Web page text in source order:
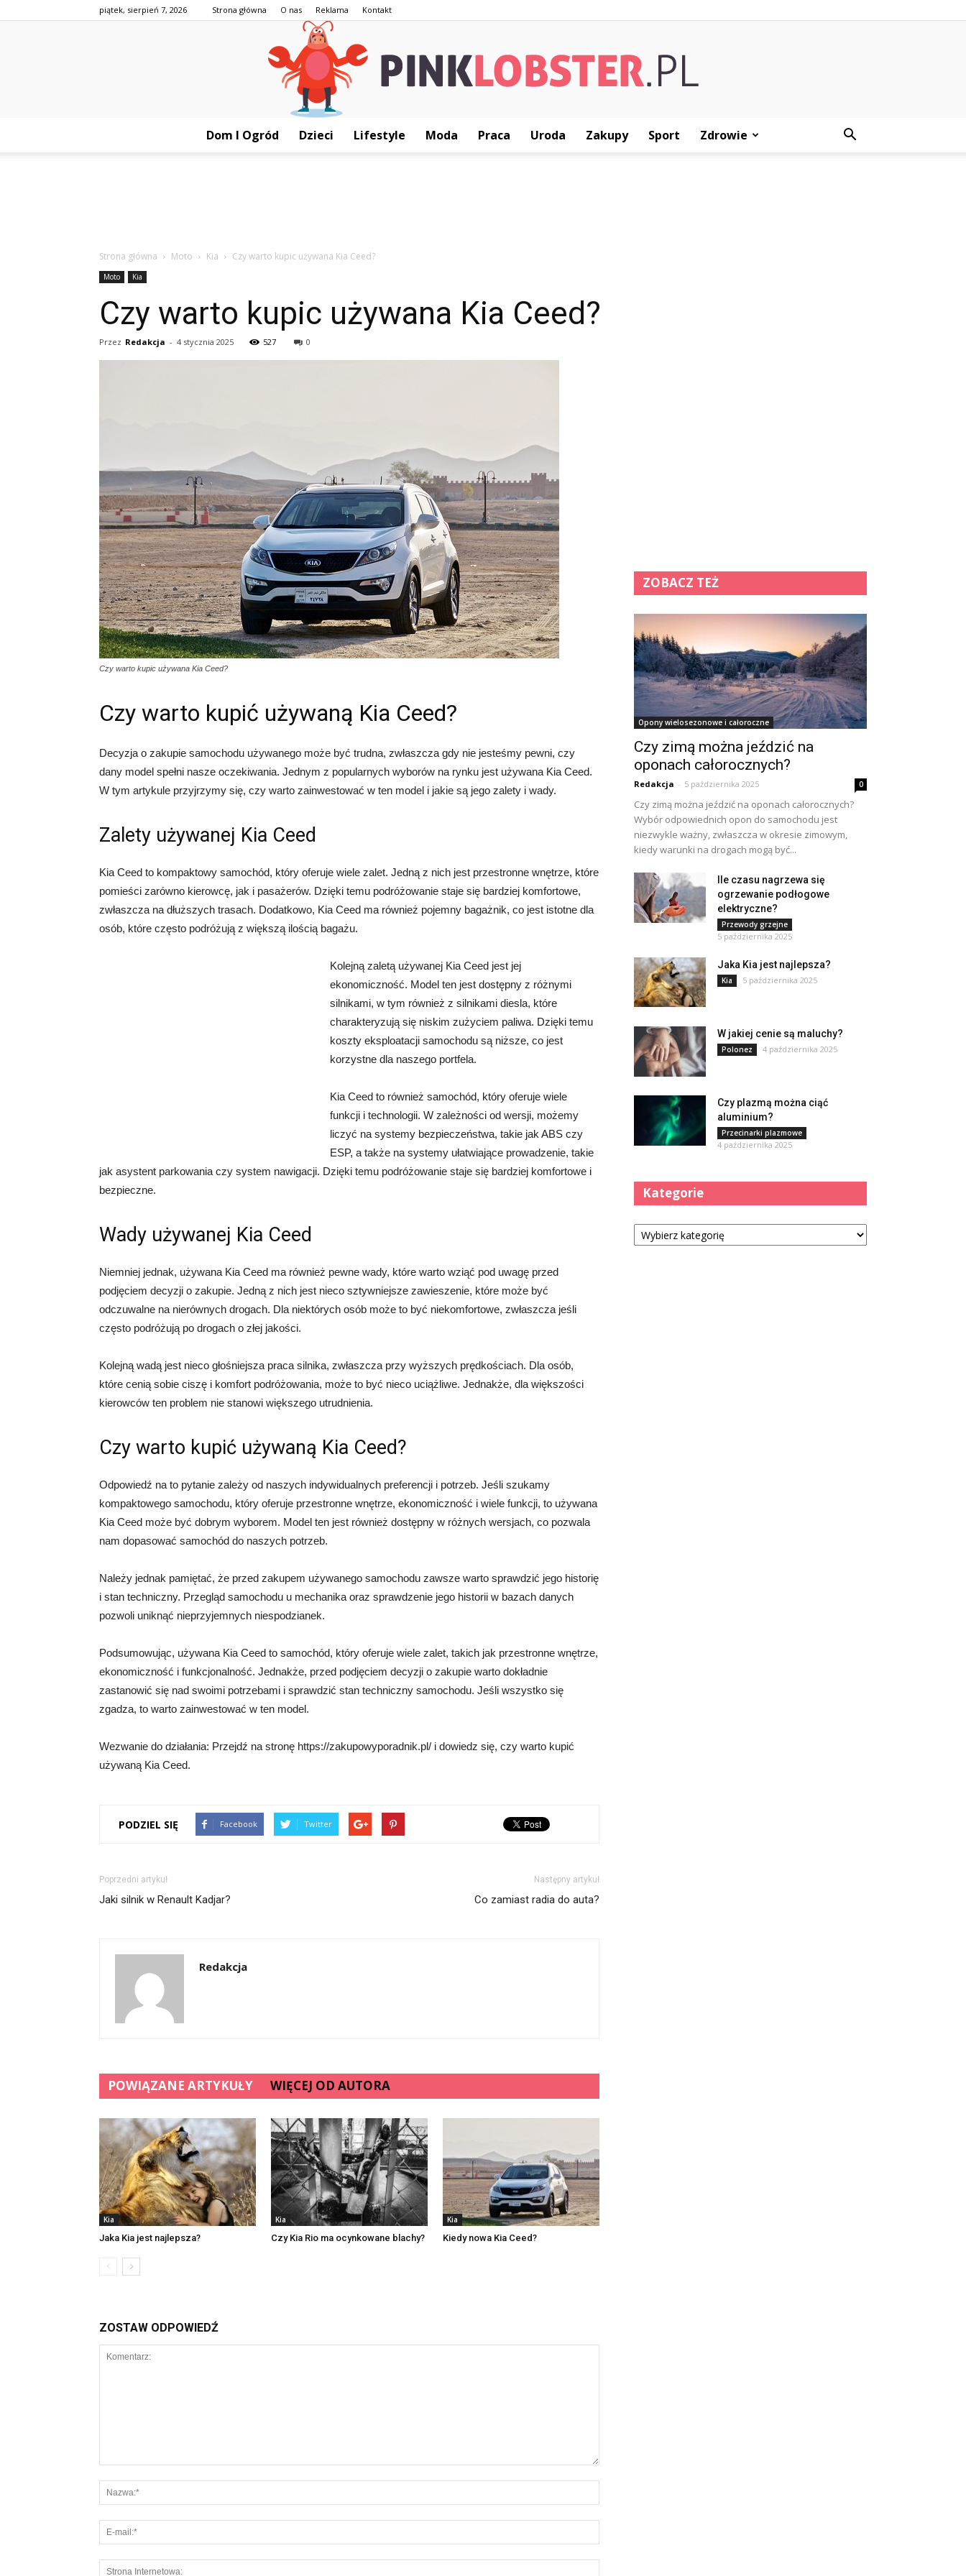
piątek, sierpień 7, 2026 Strona główna O nas Reklama Kontakt
Dom I Ogród Dzieci Lifestyle Moda Praca Uroda Zakupy Sport Zdrowie
Strona główna Moto Kia Czy warto kupic używana Kia Ceed?
Moto Kia
Czy warto kupic używana Kia Ceed?
Przez Redakcja - 4 stycznia 2025 527 0
Czy warto kupic używana Kia Ceed?
Czy warto kupić używaną Kia Ceed?
Decyzja o zakupie samochodu używanego może być trudna, zwłaszcza gdy nie jesteśmy pewni, czy
dany model spełni nasze oczekiwania. Jednym z popularnych wyborów na rynku jest używana Kia Ceed.
W tym artykule przyjrzymy się, czy warto zainwestować w ten model i jakie są jego zalety i wady.
Zalety używanej Kia Ceed
Kia Ceed to kompaktowy samochód, który oferuje wiele zalet. Jedną z nich jest przestronne wnętrze, które
pomieści zarówno kierowcę, jak i pasażerów. Dzięki temu podróżowanie staje się bardziej komfortowe,
zwłaszcza na dłuższych trasach. Dodatkowo, Kia Ceed ma również pojemny bagażnik, co jest istotne dla
osób, które często podróżują z większą ilością bagażu.
Kolejną zaletą używanej Kia Ceed jest jej
ekonomiczność. Model ten jest dostępny z różnymi
silnikami, w tym również z silnikami diesla, które
charakteryzują się niskim zużyciem paliwa. Dzięki temu
koszty eksploatacji samochodu są niższe, co jest
korzystne dla naszego portfela.
Kia Ceed to również samochód, który oferuje wiele
funkcji i technologii. W zależności od wersji, możemy
liczyć na systemy bezpieczeństwa, takie jak ABS czy
ESP, a także na systemy ułatwiające prowadzenie, takie
jak asystent parkowania czy system nawigacji. Dzięki temu podróżowanie staje się bardziej komfortowe i
bezpieczne.
Wady używanej Kia Ceed
Niemniej jednak, używana Kia Ceed ma również pewne wady, które warto wziąć pod uwagę przed
podjęciem decyzji o zakupie. Jedną z nich jest nieco sztywniejsze zawieszenie, które może być
odczuwalne na nierównych drogach. Dla niektórych osób może to być niekomfortowe, zwłaszcza jeśli
często podróżują po drogach o złej jakości.
Kolejną wadą jest nieco głośniejsza praca silnika, zwłaszcza przy wyższych prędkościach. Dla osób,
które cenią sobie ciszę i komfort podróżowania, może to być nieco uciążliwe. Jednakże, dla większości
kierowców ten problem nie stanowi większego utrudnienia.
Czy warto kupić używaną Kia Ceed?
Odpowiedź na to pytanie zależy od naszych indywidualnych preferencji i potrzeb. Jeśli szukamy
kompaktowego samochodu, który oferuje przestronne wnętrze, ekonomiczność i wiele funkcji, to używana
Kia Ceed może być dobrym wyborem. Model ten jest również dostępny w różnych wersjach, co pozwala
nam dopasować samochód do naszych potrzeb.
Należy jednak pamiętać, że przed zakupem używanego samochodu zawsze warto sprawdzić jego historię
i stan techniczny. Przegląd samochodu u mechanika oraz sprawdzenie jego historii w bazach danych
pozwoli uniknąć nieprzyjemnych niespodzianek.
Podsumowując, używana Kia Ceed to samochód, który oferuje wiele zalet, takich jak przestronne wnętrze,
ekonomiczność i funkcjonalność. Jednakże, przed podjęciem decyzji o zakupie warto dokładnie
zastanowić się nad swoimi potrzebami i sprawdzić stan techniczny samochodu. Jeśli wszystko się
zgadza, to warto zainwestować w ten model.
Wezwanie do działania: Przejdź na stronę https://zakupowyporadnik.pl/ i dowiedz się, czy warto kupić
używaną Kia Ceed.
PODZIEL SIĘ Facebook Twitter
Poprzedni artykuł
Jaki silnik w Renault Kadjar?
Następny artykuł
Co zamiast radia do auta?
Redakcja
POWIĄZANE ARTYKUŁY WIĘCEJ OD AUTORA
Kia
Jaka Kia jest najlepsza?
Kia
Czy Kia Rio ma ocynkowane blachy?
Kia
Kiedy nowa Kia Ceed?
ZOSTAW ODPOWIEDŹ
ZOBACZ TEŻ
Opony wielosezonowe i całoroczne
Czy zimą można jeździć na
oponach całorocznych?
Redakcja - 5 października 2025 0
Czy zimą można jeździć na oponach całorocznych?
Wybór odpowiednich opon do samochodu jest
niezwykle ważny, zwłaszcza w okresie zimowym,
kiedy warunki na drogach mogą być...
Ile czasu nagrzewa się
ogrzewanie podłogowe
elektryczne?
Przewody grzejne
5 października 2025
Jaka Kia jest najlepsza?
Kia 5 października 2025
W jakiej cenie są maluchy?
Polonez 4 października 2025
Czy plazmą można ciąć
aluminium?
Przecinarki plazmowe
4 października 2025
Kategorie
Kategorie